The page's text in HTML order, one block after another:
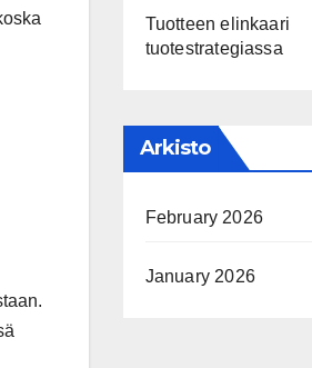
Tuotteen elinkaari
tuotestrategiassa
Arkisto
February 2026
January 2026